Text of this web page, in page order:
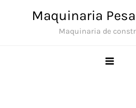
Maquinaria
Maquinaria de